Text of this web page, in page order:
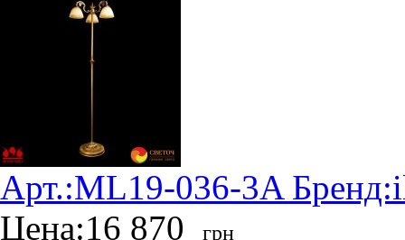
Арт.:ML19-036-3A Бренд:
Цена:16 870 грн